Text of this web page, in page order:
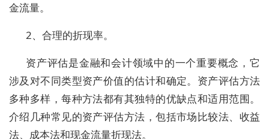
金流量。
2、合理的折现率。
资产评估是金融和会计领域中的一个重要概念，它
涉及对不同类型资产价值的估计和确定。资产评估方法
多种多样，每种方法都有其独特的优缺点和适用范围。
介绍几种常见的资产评估方法，包括市场比较法、收益
法、成本法和现金流量折现法。